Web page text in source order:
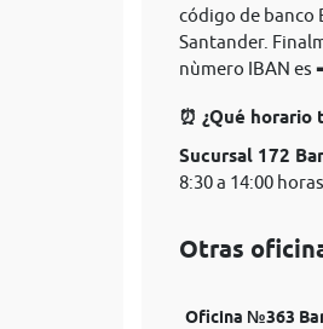
código de banco
Santander.
nùmero IBAN es
⏰ ¿Qué horario
Sucursal 172
8:30 a 14:00 horas.
Otras
Oficina №363